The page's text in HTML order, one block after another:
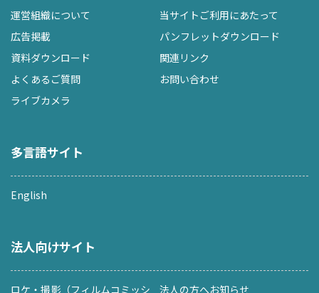
運営組織について
当サイトご利用にあたって
広告掲載
パンフレットダウンロード
資料ダウンロード
関連リンク
よくあるご質問
お問い合わせ
ライブカメラ
多言語サイト
English
法人向けサイト
ロケ・撮影（フィルムコミッシ 法人の方へお知らせ